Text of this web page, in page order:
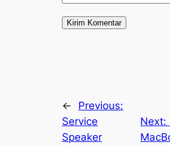
←
Previous:
Service
Speaker
Next: